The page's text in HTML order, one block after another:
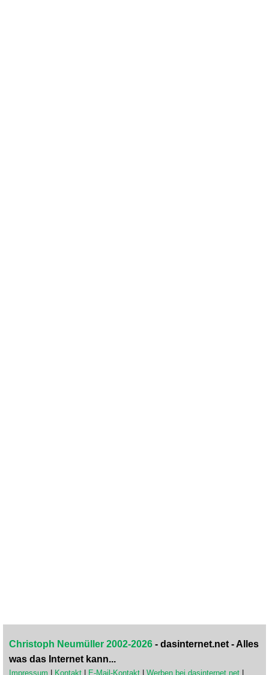
Christoph Neumüller 2002-2026 - dasinternet.net - Alles
was das Internet kann...
Impressum Kontakt E-Mail-Kontakt Werben bei dasinternet.net